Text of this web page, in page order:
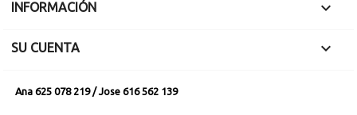
INFORMACIÓN 
SU CUENTA 
Ana 625 078 219 / Jose 616 562 139